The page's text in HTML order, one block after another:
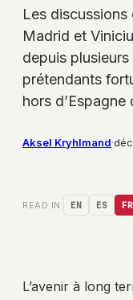
Les discussions
Madrid et
depuis
prétendants
hors d’Espagne
Aksel Kryhlmand·
READ IN: EN ES FR
L’avenir à long